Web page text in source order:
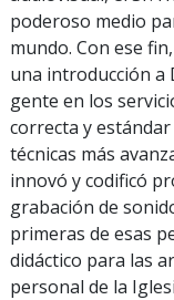
poderoso medio
mundo. Con ese
una introducción a
gente en los
correcta y
técnicas más
innovó y codificó
grabación de
primeras de esas
didáctico para las
personal de la